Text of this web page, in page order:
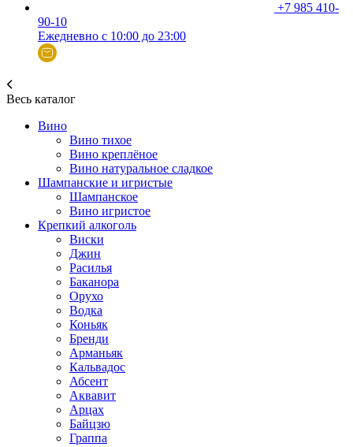
+7 985 410-
90-10
Ежедневно с 10:00 до 23:00
Весь каталог
Вино
Вино тихое
Вино креплёное
Вино натуральное сладкое
Шампанские и игристые
Шампанское
Вино игристое
Крепкий алкоголь
Виски
Джин
Расилья
Баканора
Орухо
Водка
Коньяк
Бренди
Арманьяк
Кальвадос
Абсент
Аквавит
Арцах
Байцзю
Граппа